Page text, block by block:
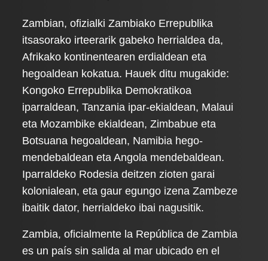
Zambian, ofizialki Zambiako Errepublika
itsasorako irteerarik gabeko herrialdea da,
Afrikako kontinentearen erdialdean eta
hegoaldean kokatua. Hauek ditu mugakide:
Kongoko Errepublika Demokratikoa
iparraldean, Tanzania ipar-ekialdean, Malaui
eta Mozambike ekialdean, Zimbabue eta
Botsuana hegoaldean, Namibia hego-
mendebaldean eta Angola mendebaldean.
Iparraldeko Rodesia deitzen zioten garai
kolonialean, eta gaur egungo izena Zambeze
ibaitik dator, herrialdeko ibai nagusitik.
Zambia, oficialmente la República de Zambia
es un país sin salida al mar ubicado en el